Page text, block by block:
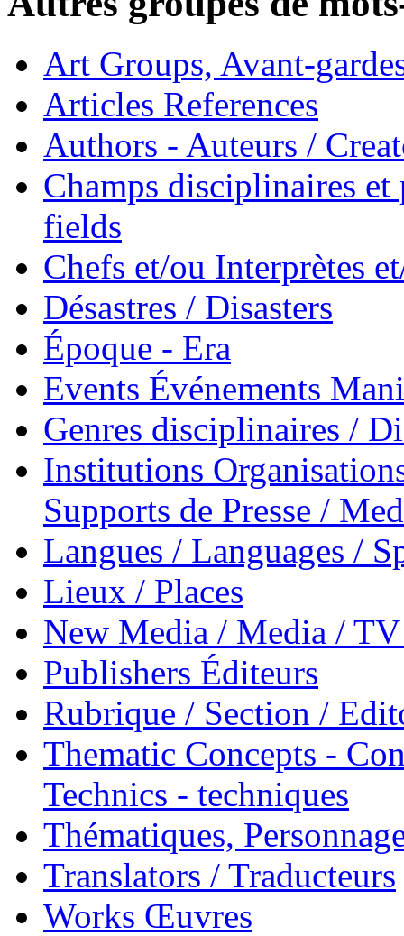
Art Groups, Avant-
Articles References
Authors - Auteurs /
Champs disciplinaires
fields
Chefs et/ou Interprètes
Désastres / Disasters
Époque - Era
Events Événements
Genres disciplinaires /
Institutions
Supports de Presse /
Langues / Languages /
Lieux / Places
New Media / Media /
Publishers Éditeurs
Rubrique / Section /
Thematic Concepts -
Technics - techniques
Thématiques,
Translators / Traducteurs
Works Œuvres